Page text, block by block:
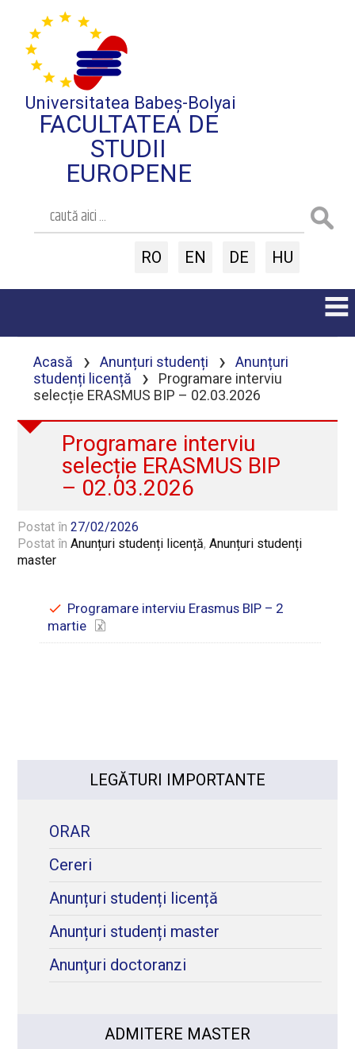
Universitatea Babeș-Bolyai
FACULTATEA DE
STUDII
EUROPENE
RO EN DE HU
Acasă › Anunțuri studenți ›
Anunțuri
studenți licență
›
Programare interviu
selecție ERASMUS BIP – 02.03.2026
Programare interviu
selecție ERASMUS BIP
– 02.03.2026
Postat în27/02/2026
Postat înAnunțuri studenți licență,Anunțuri studenți
master
Programare interviu Erasmus BIP – 2
martie
LEGĂTURI IMPORTANTE
ORAR
Cereri
Anunțuri studenți licență
Anunțuri studenți master
Anunţuri doctoranzi
ADMITERE MASTER